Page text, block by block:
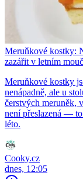
Meruňkové kostky:
zazářit v letním
Meruňkové kostky
nenápadně, ale u
čerstvých meruněk,
není přeslazená —
léto.
Cooky.cz
dnes, 12:05